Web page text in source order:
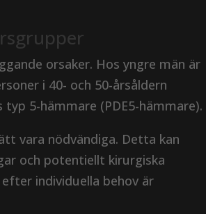
orsaker. Hos yngre män är
i 40- och 50-årsåldern
5-hämmare (PDE5-hämmare).
vara nödvändiga. Detta kan
och potentiellt kirurgiska
individuella behov är